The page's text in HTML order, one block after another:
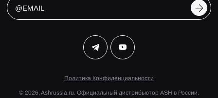
Политика Конфиденциальности
© 2026, Ashrussia.ru. Официальный дистрибьютор ASH в России.